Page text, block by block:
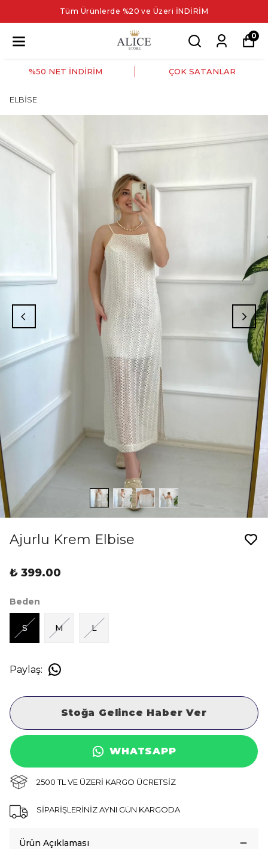
Tüm Ürünlerde %20 ve Üzeri İNDİRİM
0
%50 NET İNDİRİM ÇOK SATANLAR
ELBİSE
Ajurlu Krem Elbise
₺ 399.00
Beden
S M L
Paylaş:
Stoğa Gelince Haber Ver
WHATSAPP
2500 TL VE ÜZERİ KARGO ÜCRETSİZ
SİPARİŞLERİNİZ AYNI GÜN KARGODA
Ürün Açıklaması